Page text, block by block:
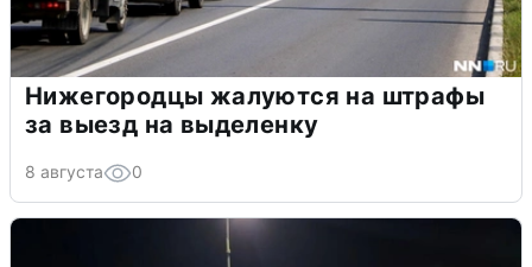
Нижегородцы жалуются на штрафы
за выезд на выделенку
8 августа 0